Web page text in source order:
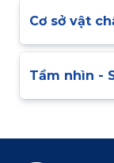
Cơ sở vật
Tầm nhìn -